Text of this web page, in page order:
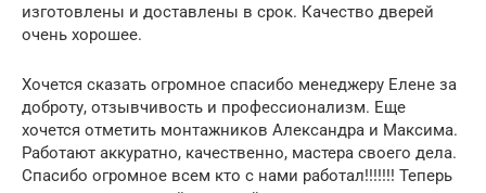
изготовлены и доставлены в срок. Качество дверей
очень хорошее.
Хочется сказать огромное спасибо менеджеру Елене за
доброту, отзывчивость и профессионализм. Еще
хочется отметить монтажников Александра и Максима.
Работают аккуратно, качественно, мастера своего дела.
Спасибо огромное всем кто с нами работал!!!!!!! Теперь